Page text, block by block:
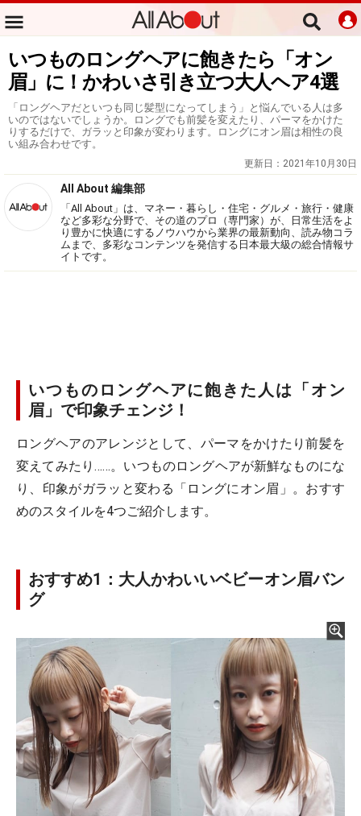
いつものロングヘアに飽きたら「オン
眉」に！かわいさ引き立つ大人ヘア4選
「ロングヘアだといつも同じ髪型になってしまう」と悩んでいる人は多
いのではないでしょうか。ロングでも前髪を変えたり、パーマをかけた
りするだけで、ガラッと印象が変わります。ロングにオン眉は相性の良
い組み合わせです。
更新日： 2021年10月30日
All About 編集部
「All About」は、マネー・暮らし・住宅・グルメ・旅行・健康
など多彩な分野で、その道のプロ（専門家）が、日常生活をよ
り豊かに快適にするノウハウから業界の最新動向、読み物コラ
ムまで、多彩なコンテンツを発信する日本最大級の総合情報サ
イトです。
いつものロングヘアに飽きた人は「オン
眉」で印象チェンジ！
ロングヘアのアレンジとして、パーマをかけたり前髪を
変えてみたり……。いつものロングヘアが新鮮なものにな
り、印象がガラッと変わる「ロングにオン眉」。おすす
めのスタイルを4つご紹介します。
おすすめ1：大人かわいいベビーオン眉バン
グ